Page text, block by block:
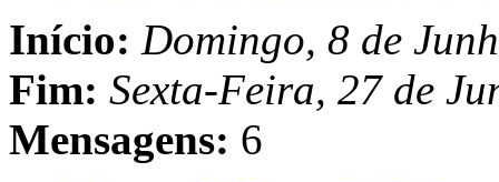
Início: Domingo, 8 de
Fim: Sexta-Feira, 27 de
Mensagens: 6